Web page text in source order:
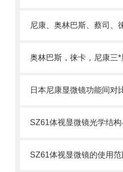
SZ61体视显微镜的使用